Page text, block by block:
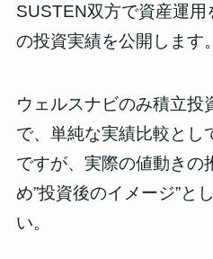
SUSTEN双方で資産運用
の投資実績を公開 します。
ウェルスナビのみ積立投
で、単純な実績比較とし
ですが、 実際の値動きの
め”投資後のイメージ”と
い。